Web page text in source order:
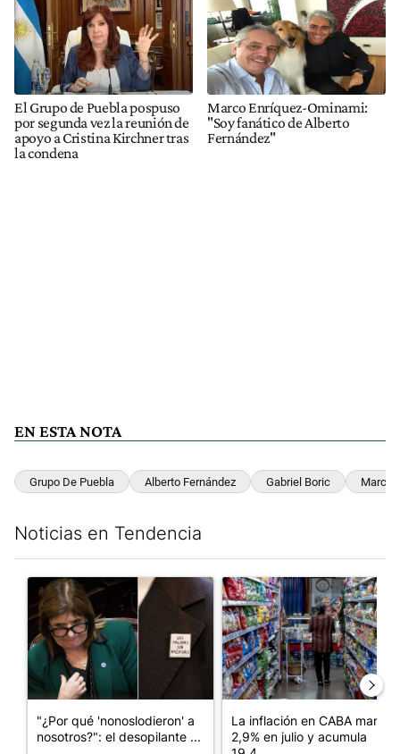
El Grupo de Puebla pospuso
por segunda vez la reunión de
apoyo a Cristina Kirchner tras
la condena
Marco Enríquez-Ominami:
"Soy fanático de Alberto
Fernández"
EN ESTA NOTA
Grupo De Puebla Alberto Fernández Gabriel Boric Marco
Noticias en Tendencia
Un artículo de tendencia con el título ""¿Por qué
"¿Por qué 'nonoslodieron' a
nosotros?": el desopilante ...
Un artículo de tendencia con
La inflación en CABA marcó
2,9% en julio y acumula